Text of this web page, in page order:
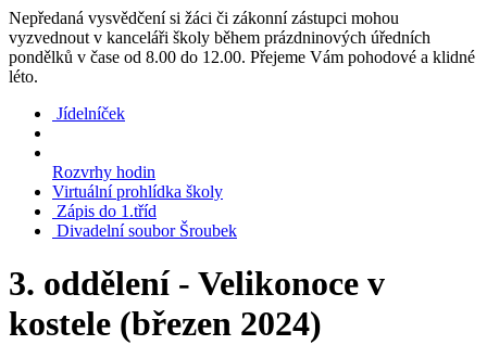
Nepředaná vysvědčení si žáci či zákonní zástupci mohou
vyzvednout v kanceláři školy během prázdninových úředních
pondělků v čase od 8.00 do 12.00. Přejeme Vám pohodové a klidné
léto.
Jídelníček
Rozvrhy hodin
Virtuální prohlídka školy
Zápis do 1.tříd
Divadelní soubor Šroubek
3. oddělení - Velikonoce v
kostele (březen 2024)